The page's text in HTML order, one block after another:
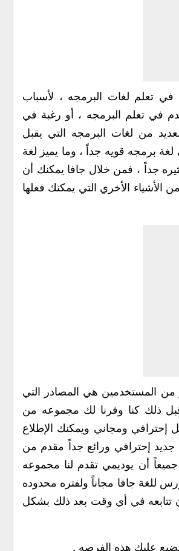
تعلم لغات البرمجه ، لأسباب
في تعلم البرمجه ، أو رغبة في
من لغات البرمجه التي يقبل
برمجه قويه جداً ، وما يميز لغة
جداً ، فمن خلال جافا يمكنك أن
الأشياء الأخري التي يمكنك فعلها
من المستخدمين هي المصادر التي
قبل ذلك كنا وفرنا لك مجموعه من
ومجاني ويمكنك الإطلاع
إحترافي ورائع جداً مقدم من
أن يوديمي تقدم لنا مجموعه
للغة جافا مجاناً ولفتره محدوده
تتابعه في أي وقت بعد ذلك بشكل
عليك هذه الفرصه .